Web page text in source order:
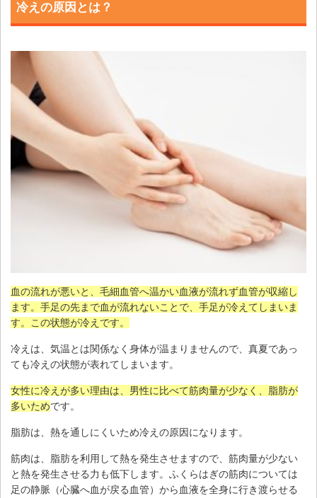
冷えの原因とは？
血の流れが悪いと、毛細血管へ温かい血液が流れず血管が収縮し
ます。手足の先まで血が流れないことで、手足が冷えてしまいま
す。この状態が冷えです。
冷えは、気温とは関係なく身体が温まりませんので、真夏であっ
ても冷えの状態が表れてしまいます。
女性に冷えが多い理由は、男性に比べて筋肉量が少なく、脂肪が
多いためです。
脂肪は、熱を通しにくいため冷えの原因になります。
筋肉は、脂肪を利用して熱を発生させますので、筋肉量が少ない
と熱を発生させる力も低下します。ふくらはぎの筋肉については
足の静脈（心臓へ血が戻る血管）から血液を全身に行き渡らせる